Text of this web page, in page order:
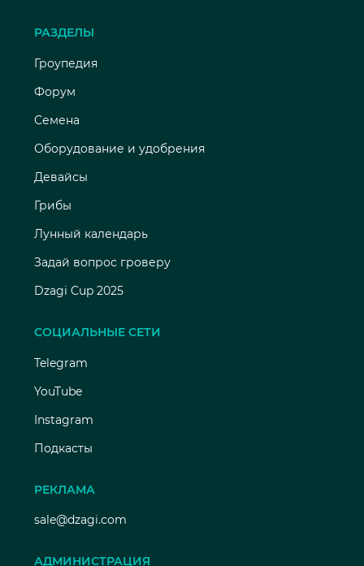
РАЗДЕЛЫ
Гроупедия
Форум
Семена
Оборудование и удобрения
Девайсы
Грибы
Лунный календарь
Задай вопрос гроверу
Dzagi Cup 2025
СОЦИАЛЬНЫЕ СЕТИ
Telegram
YouTube
Instagram
Подкасты
РЕКЛАМА
sale@dzagi.com
АДМИНИСТРАЦИЯ